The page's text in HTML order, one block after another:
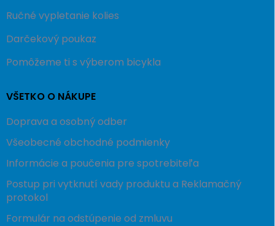
Ručné vypletanie kolies
Darčekový poukaz
Pomôžeme ti s výberom bicykla
VŠETKO O NÁKUPE
Doprava a osobný odber
Všeobecné obchodné podmienky
Informácie a poučenia pre spotrebiteľa
Postup pri vytknutí vady produktu a Reklamačný
protokol
Formulár na odstúpenie od zmluvu